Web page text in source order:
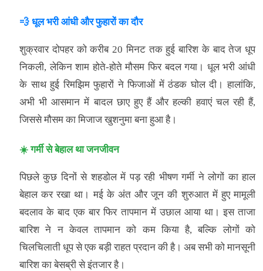
💨 धूल भरी आंधी और फुहारों का दौर
शुक्रवार दोपहर को करीब 20 मिनट तक हुई बारिश के बाद तेज धूप
निकली, लेकिन शाम होते-होते मौसम फिर बदल गया। धूल भरी आंधी
के साथ हुई रिमझिम फुहारों ने फिजाओं में ठंडक घोल दी। हालांकि,
अभी भी आसमान में बादल छाए हुए हैं और हल्की हवाएं चल रही हैं,
जिससे मौसम का मिजाज खुशनुमा बना हुआ है।
☀️ गर्मी से बेहाल था जनजीवन
पिछले कुछ दिनों से शहडोल में पड़ रही भीषण गर्मी ने लोगों का हाल
बेहाल कर रखा था। मई के अंत और जून की शुरुआत में हुए मामूली
बदलाव के बाद एक बार फिर तापमान में उछाल आया था। इस ताजा
बारिश ने न केवल तापमान को कम किया है, बल्कि लोगों को
चिलचिलाती धूप से एक बड़ी राहत प्रदान की है। अब सभी को मानसूनी
बारिश का बेसब्री से इंतजार है।